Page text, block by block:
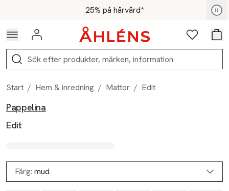
Hoppa till navigationsmenyn25% på hårvård*
För medlemmar - Shoppa nu
Logga in Favoriter
Sök
Start / Hem & inredning / Mattor / Edit
Produktbilder
Hoppa över bildspelet
Pappelina
Edit
Färg: mud
Produktinformation